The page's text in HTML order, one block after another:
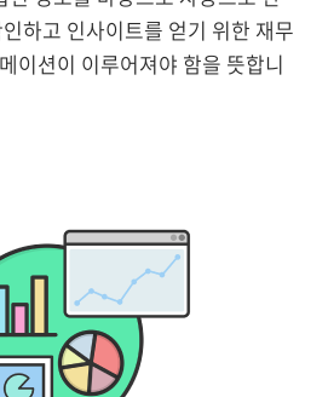
하고 인사이트를 얻기 위한 재무
이션이 이루어져야 함을 뜻합니